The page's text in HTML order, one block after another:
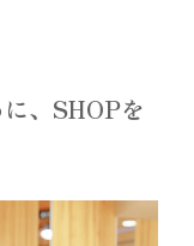
、SHOPを